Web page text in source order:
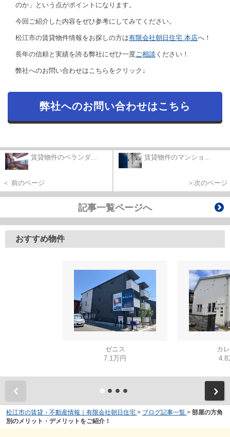
のか」という点がポイントになります。
今回ご紹介した内容をぜひ参考にしてみてください。
松江市の賃貸物件情報をお探しの方は有限会社朝日住宅 本店へ！
長年の信頼と実績を誇る弊社にぜひ一度 ご相談 ください！
弊社へのお問い合わせはこちらをクリック↓
弊社へのお問い合わせはこちら
賃貸物件のベランダ...
＜ 前のページ
賃貸物件のマンショ...
＞次のページ
記事一覧ページへ
おすすめ物件
ゼニス
7.1万円
カ
4.8
松江市の賃貸・不動産情報｜有限会社朝日住宅 > ブログ記事一覧 > 部屋の方角
別のメリット・デメリットをご紹介！